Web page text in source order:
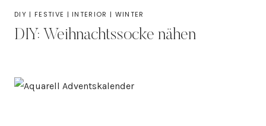
DIY | FESTIVE | INTERIOR | WINTER
DIY: Weihnachtssocke nähen